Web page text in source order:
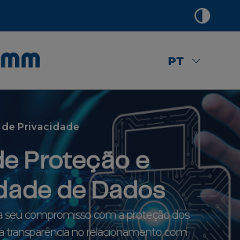
PT
Privacidade
Proteção e
de Dados
seu compromisso com a proteção dos
transparência no relacionamento com